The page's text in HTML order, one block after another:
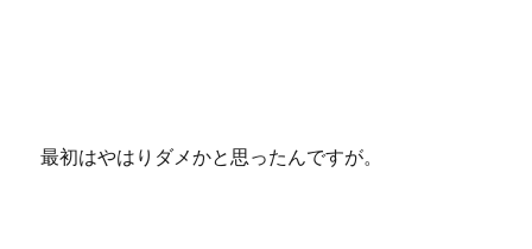
最初はやはりダメかと思ったんですが。